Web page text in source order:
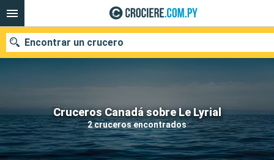
Cruceros Canadá sobre Le Lyrial
2 cruceros encontrados
Encontrar un crucero
Nuestros destinos
Fecha de salida